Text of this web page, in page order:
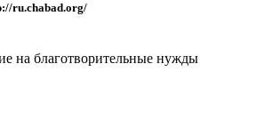
ru.chabad.org/
на благотворительные нужды